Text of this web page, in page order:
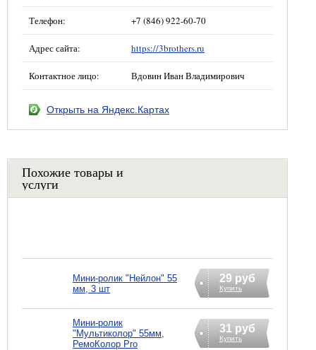
Телефон: +7 (846) 922-60-70
Адрес сайта: https://3brothers.ru
Контактное лицо: Вдовин Иван Владимирович
Открыть на Яндекс.Картах
Похожие товары и
услуги
Мини-ролик "Нейлон" 55
мм, 3 шт
29 руб
Купить
Мини-ролик
"Мультиколор" 55мм,
РемоКолор Pro
31 руб
Купить